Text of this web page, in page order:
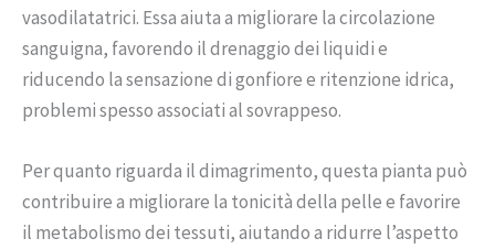
vasodilatatrici. Essa aiuta a migliorare la circolazione
sanguigna, favorendo il drenaggio dei liquidi e
riducendo la sensazione di gonfiore e ritenzione idrica,
problemi spesso associati al sovrappeso.
Per quanto riguarda il dimagrimento, questa pianta può
contribuire a migliorare la tonicità della pelle e favorire
il metabolismo dei tessuti, aiutando a ridurre l’aspetto